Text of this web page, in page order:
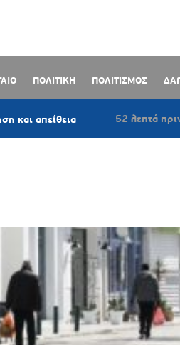
ΠΟΛΙΤΙΚΗ ΠΟΛΙΤΙΣΜΟΣ
52 λεπτά πριν Έξοδος